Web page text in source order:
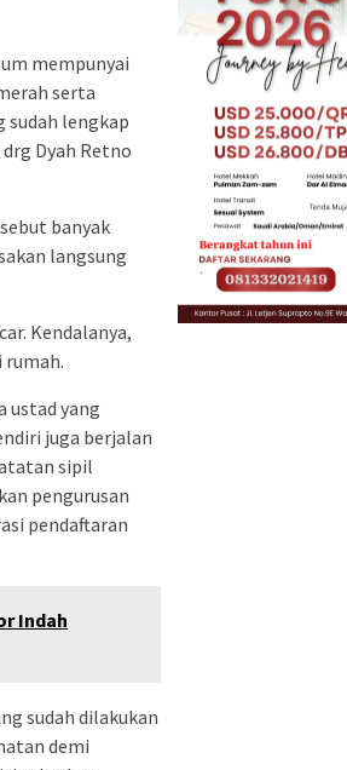
mempunyai
serta
sudah lengkap
Dyah Retno
banyak
langsung
Kendalanya,
rumah.
ustad yang
juga berjalan
sipil
pengurusan
pendaftaran
Indah
sudah dilakukan
demi